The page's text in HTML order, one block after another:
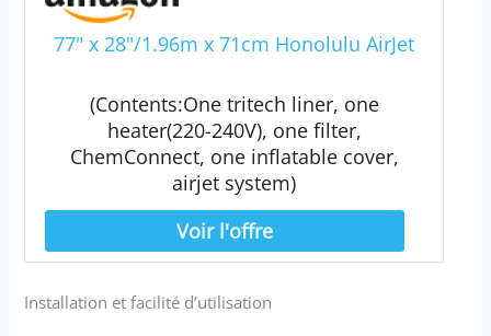
77" x 28"/1.96m x 71cm Honolulu AirJet
(Contents:One tritech liner, one
heater(220-240V), one filter,
ChemConnect, one inflatable cover,
airjet system)
Installation et facilité d’utilisation